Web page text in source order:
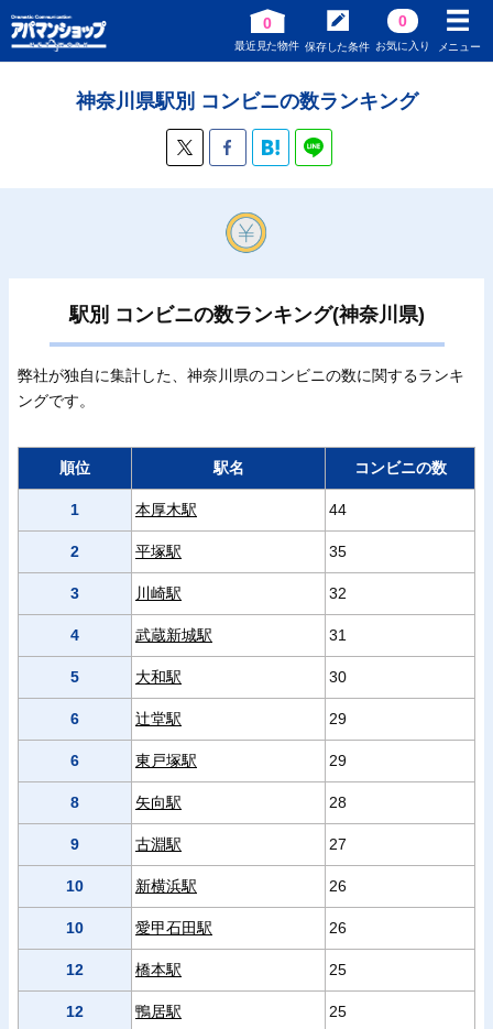
0
最近見た物件 保存した条件
0
お気に入り メニュー
神奈川県駅別 コンビニの数ランキング
駅別 コンビニの数ランキング(神奈川県)
弊社が独自に集計した、神奈川県のコンビニの数に関するランキ
ングです。
順位 駅名 コンビニの数
1 本厚木駅 44
2 平塚駅 35
3 川崎駅 32
4 武蔵新城駅 31
5 大和駅 30
6 辻堂駅 29
6 東戸塚駅 29
8 矢向駅 28
9 古淵駅 27
10 新横浜駅 26
10 愛甲石田駅 26
12 橋本駅 25
12 鴨居駅 25